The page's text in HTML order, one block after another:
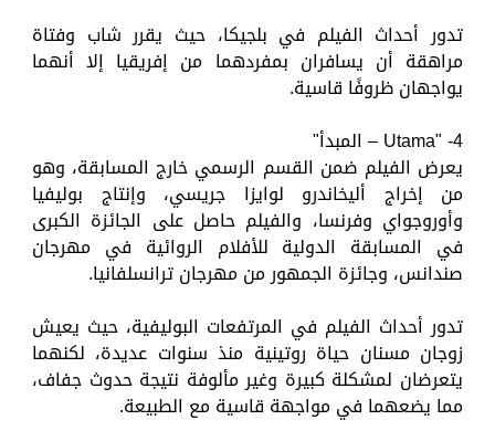
تدور أحداث الفيلم في بلجيكا، حيث يقرر شاب وفتاة
مراهقة أن يسافران بمفردهما من إفريقيا إلا أنهما
يواجهان ظروفًا قاسية.
4- "Utama – المبدأ"
يعرض الفيلم ضمن القسم الرسمي خارج المسابقة، وهو
من إخراج أليخاندرو لوايزا جريسي، وإنتاج بوليفيا
وأوروجواي وفرنسا، والفيلم حاصل على الجائزة الكبرى
في المسابقة الدولية للأفلام الروائية في مهرجان
صندانس، وجائزة الجمهور من مهرجان ترانسلفانيا.
تدور أحداث الفيلم في المرتفعات البوليفية، حيث يعيش
زوجان مسنان حياة روتينية منذ سنوات عديدة، لكنهما
يتعرضان لمشكلة كبيرة وغير مألوفة نتيجة حدوث جفاف،
مما يضعهما في مواجهة قاسية مع الطبيعة.